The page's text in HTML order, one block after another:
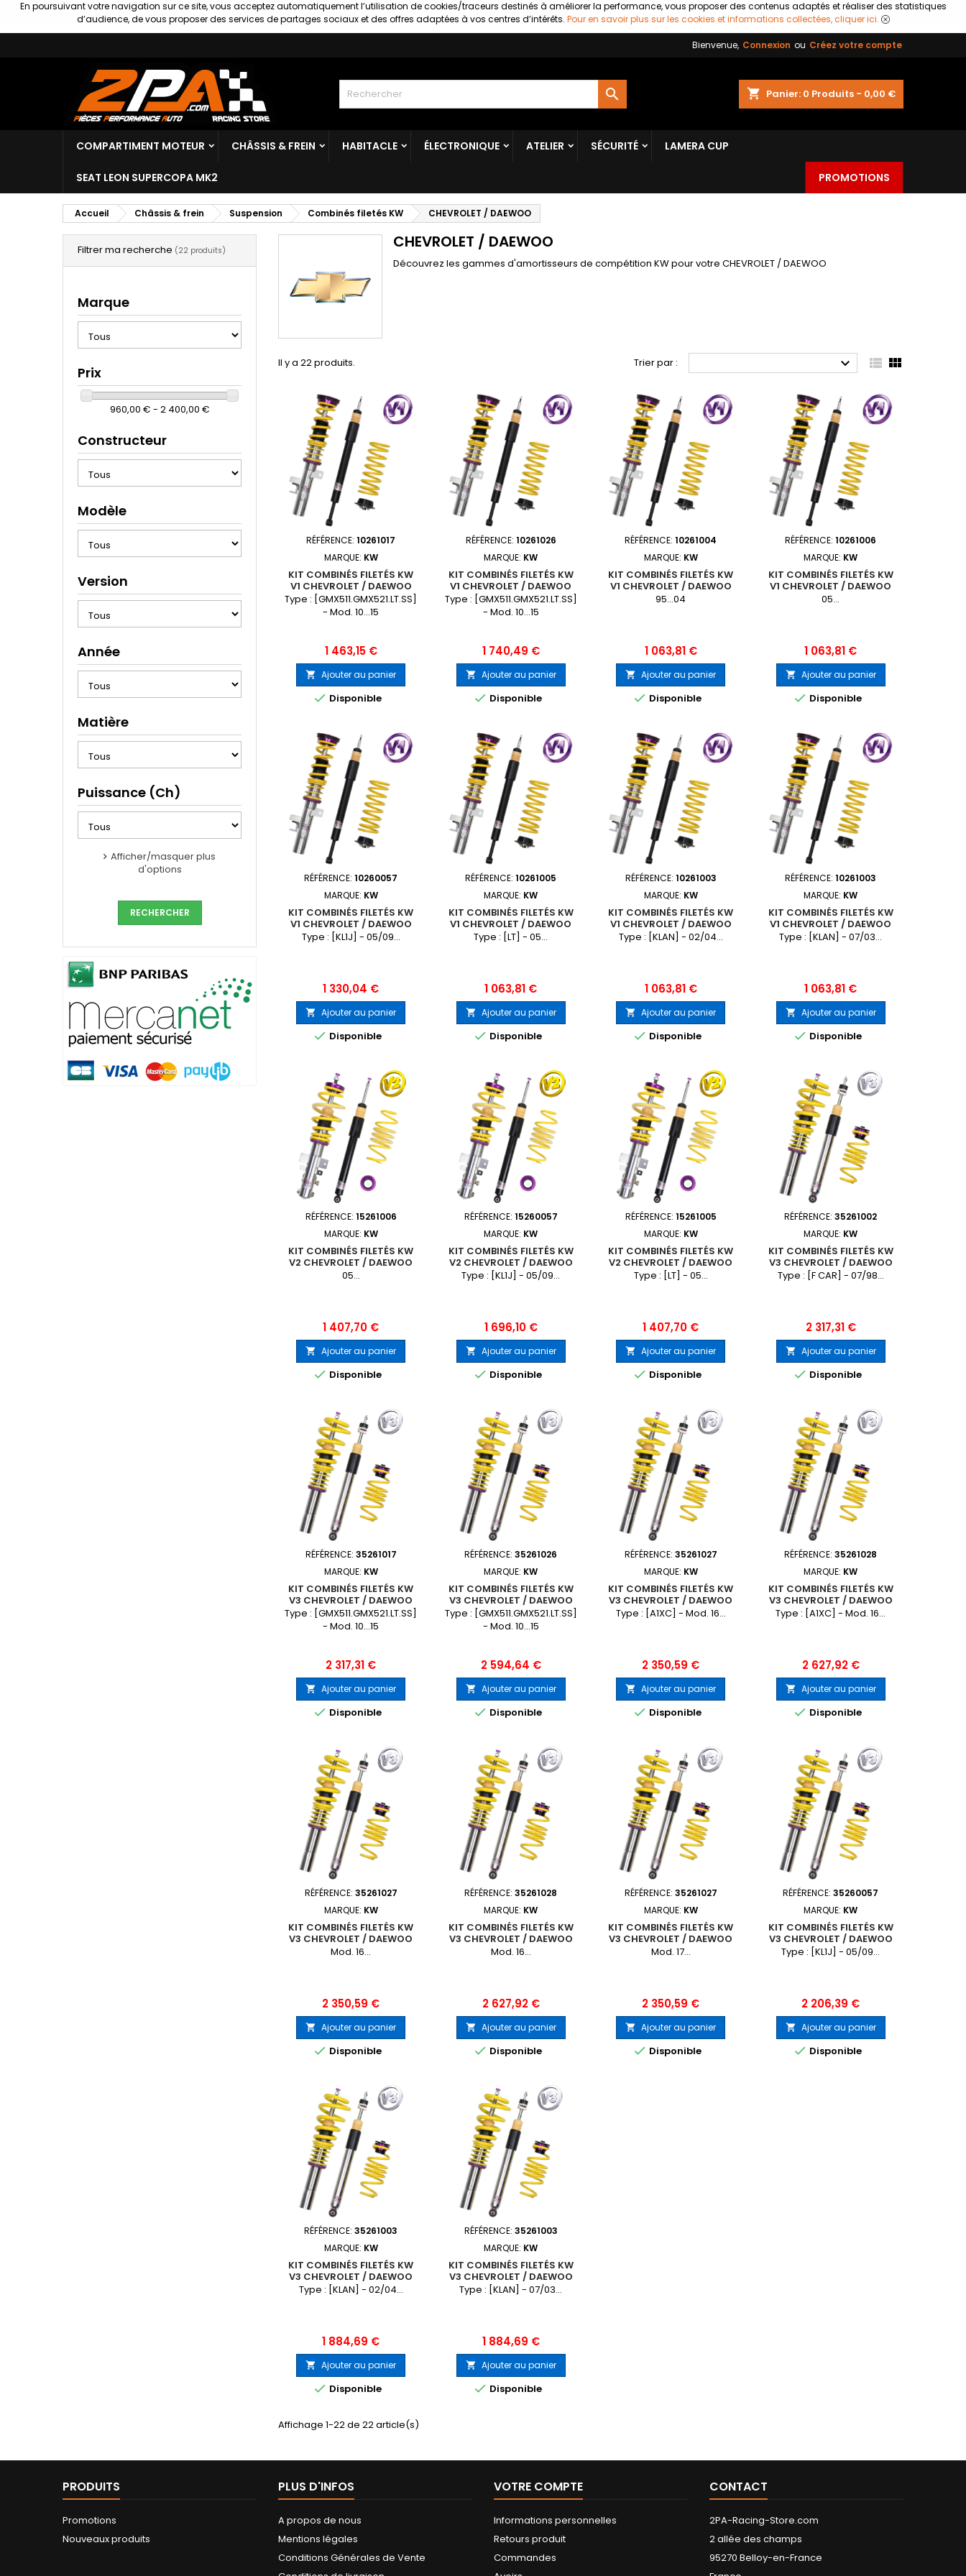
En poursuivant votre navigation sur ce site, vous acceptez automatiquement l’utilisation de cookies/traceurs destinés à améliorer la performance, vous proposer des contenus adaptés et réaliser des statistiques
d’audience, de vous proposer des services de partages sociaux et des offres adaptées à vos centres d’intérêts. Pour en savoir plus sur les cookies et informations collectées, cliquer ici.
Bienvenue, Connexion ou Créez votre compte
shopping_cart Panier: 0 Produits - 0,00 €

COMPARTIMENT MOTEUR CHÂSSIS & FREIN HABITACLE ÉLECTRONIQUE ATELIER SÉCURITÉ LAMERA CUP
SEAT LEON SUPERCOPA MK2 PROMOTIONS
Accueil Châssis & frein Suspension Combinés filetés KW CHEVROLET / DAEWOO
Filtrer ma recherche (22 produits)
Marque
Prix
960,00 € - 2 400,00 €
Constructeur
Modèle
Version
Année
Matière
Puissance (Ch)
Afficher/masquer plus
d'options
CHEVROLET / DAEWOO
Découvrez les gammes d'amortisseurs de compétition KW pour votre CHEVROLET / DAEWOO
Il y a 22 produits. Trier par :   
RÉFÉRENCE:10261017
MARQUE: KW
KIT COMBINÉS FILETÉS KW
V1 CHEVROLET / DAEWOO
CAMARO
Type : [GMX511.GMX521.LT.SS]
- Mod. 10...15
Prix
1 463,15 €
 Ajouter au panier
 Disponible
RÉFÉRENCE: 10261026
MARQUE: KW
KIT COMBINÉS FILETÉS KW
V1 CHEVROLET / DAEWOO
CAMARO
Type : [GMX511.GMX521.LT.SS]
- Mod. 10...15
Prix
1 740,49 €
 Ajouter au panier
 Disponible
RÉFÉRENCE:10261004
MARQUE: KW
KIT COMBINÉS FILETÉS KW
V1 CHEVROLET / DAEWOO
CAVALIER
95...04
Prix
1 063,81 €
 Ajouter au panier
 Disponible
RÉFÉRENCE:10261006
MARQUE: KW
KIT COMBINÉS FILETÉS KW
V1 CHEVROLET / DAEWOO
COBALT
05...
Prix
1 063,81 €
 Ajouter au panier
 Disponible
RÉFÉRENCE:10260057
MARQUE: KW
KIT COMBINÉS FILETÉS KW
V1 CHEVROLET / DAEWOO
CRUZE
Type : [KL1J] - 05/09...
Prix
1 330,04 €
 Ajouter au panier
 Disponible
RÉFÉRENCE:10261005
MARQUE: KW
KIT COMBINÉS FILETÉS KW
V1 CHEVROLET / DAEWOO
HHR
Type : [LT] - 05...
Prix
1 063,81 €
 Ajouter au panier
 Disponible
RÉFÉRENCE: 10261003
MARQUE: KW
KIT COMBINÉS FILETÉS KW
V1 CHEVROLET / DAEWOO
LACETTI
Type : [KLAN] - 02/04...
Prix
1 063,81 €
 Ajouter au panier
 Disponible
RÉFÉRENCE:10261003
MARQUE: KW
KIT COMBINÉS FILETÉS KW
V1 CHEVROLET / DAEWOO
NUBIRA
Type : [KLAN] - 07/03...
Prix
1 063,81 €
 Ajouter au panier
 Disponible
RÉFÉRENCE: 15261006
MARQUE: KW
KIT COMBINÉS FILETÉS KW
V2 CHEVROLET / DAEWOO
COBALT
05...
Prix
1 407,70 €
 Ajouter au panier
 Disponible
RÉFÉRENCE: 15260057
MARQUE: KW
KIT COMBINÉS FILETÉS KW
V2 CHEVROLET / DAEWOO
CRUZE
Type : [KL1J] - 05/09...
Prix
1 696,10 €
 Ajouter au panier
 Disponible
RÉFÉRENCE: 15261005
MARQUE: KW
KIT COMBINÉS FILETÉS KW
V2 CHEVROLET / DAEWOO
HHR
Type : [LT] - 05...
Prix
1 407,70 €
 Ajouter au panier
 Disponible
RÉFÉRENCE:35261002
MARQUE: KW
KIT COMBINÉS FILETÉS KW
V3 CHEVROLET / DAEWOO
CAMARO
Type : [F CAR] - 07/98...
Prix
2 317,31 €
 Ajouter au panier
 Disponible
RÉFÉRENCE: 35261017
MARQUE: KW
KIT COMBINÉS FILETÉS KW
V3 CHEVROLET / DAEWOO
CAMARO
Type : [GMX511.GMX521.LT.SS]
- Mod. 10...15
Prix
2 317,31 €
 Ajouter au panier
 Disponible
RÉFÉRENCE:35261026
MARQUE: KW
KIT COMBINÉS FILETÉS KW
V3 CHEVROLET / DAEWOO
CAMARO
Type : [GMX511.GMX521.LT.SS]
- Mod. 10...15
Prix
2 594,64 €
 Ajouter au panier
 Disponible
RÉFÉRENCE: 35261027
MARQUE: KW
KIT COMBINÉS FILETÉS KW
V3 CHEVROLET / DAEWOO
CAMARO
Type : [A1XC] - Mod. 16...
Prix
2 350,59 €
 Ajouter au panier
 Disponible
RÉFÉRENCE:35261028
MARQUE: KW
KIT COMBINÉS FILETÉS KW
V3 CHEVROLET / DAEWOO
CAMARO
Type : [A1XC] - Mod. 16...
Prix
2 627,92 €
 Ajouter au panier
 Disponible
RÉFÉRENCE: 35261027
MARQUE: KW
KIT COMBINÉS FILETÉS KW
V3 CHEVROLET / DAEWOO
CAMARO ZL1 MOD.2016-
Mod. 16...
Prix
2 350,59 €
 Ajouter au panier
 Disponible
RÉFÉRENCE:35261028
MARQUE: KW
KIT COMBINÉS FILETÉS KW
V3 CHEVROLET / DAEWOO
CAMARO ZL1 MOD.2016-
Mod. 16...
Prix
2 627,92 €
 Ajouter au panier
 Disponible
RÉFÉRENCE: 35261027
MARQUE: KW
KIT COMBINÉS FILETÉS KW
V3 CHEVROLET / DAEWOO
CAMARO ZL1 MOD.2017-
Mod. 17...
Prix
2 350,59 €
 Ajouter au panier
 Disponible
RÉFÉRENCE:35260057
MARQUE: KW
KIT COMBINÉS FILETÉS KW
V3 CHEVROLET / DAEWOO
CRUZE
Type : [KL1J] - 05/09...
Prix
2 206,39 €
 Ajouter au panier
 Disponible
RÉFÉRENCE:35261003
MARQUE: KW
KIT COMBINÉS FILETÉS KW
V3 CHEVROLET / DAEWOO
LACETTI
Type : [KLAN] - 02/04...
Prix
1 884,69 €
 Ajouter au panier
 Disponible
RÉFÉRENCE: 35261003
MARQUE: KW
KIT COMBINÉS FILETÉS KW
V3 CHEVROLET / DAEWOO
NUBIRA
Type : [KLAN] - 07/03...
Prix
1 884,69 €
 Ajouter au panier
 Disponible
Affichage 1-22 de 22 article(s)
PRODUITS
Promotions
Nouveaux produits
PLUS D'INFOS
A propos de nous
Mentions légales
Conditions Générales de Vente
VOTRE COMPTE
Informations personnelles
Retours produit
Commandes
CONTACT
2PA-Racing-Store.com
2 allée des champs
95270 Belloy-en-France